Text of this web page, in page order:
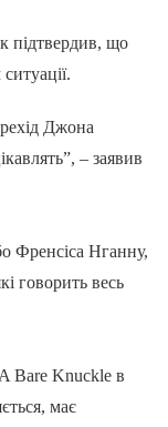
підтвердив, що
Джона
– заявив
Френсіса Нганну,
говорить весь
Bare Knuckle в
має